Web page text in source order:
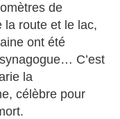
de
la route et le lac,
ont été
C’est
la
célèbre pour